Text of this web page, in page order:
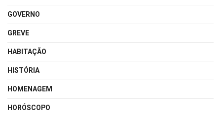
GOVERNO
GREVE
HABITAÇÃO
HISTÓRIA
HOMENAGEM
HORÓSCOPO